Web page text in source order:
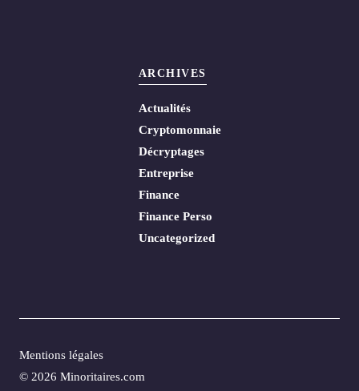
ARCHIVES
Actualités
Cryptomonnaie
Décryptages
Entreprise
Finance
Finance Perso
Uncategorized
© 2026 Minoritaires.com
Mentions légales